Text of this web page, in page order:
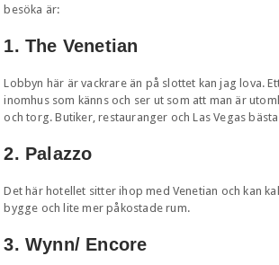
besöka är:
1. The Venetian
Lobbyn här är vackrare än på slottet kan jag lova.
inomhus som känns och ser ut som att man är
och torg. Butiker, restauranger och Las Vegas
2. Palazzo
Det här hotellet sitter ihop med Venetian och kan
bygge och lite mer påkostade rum.
3. Wynn/ Encore